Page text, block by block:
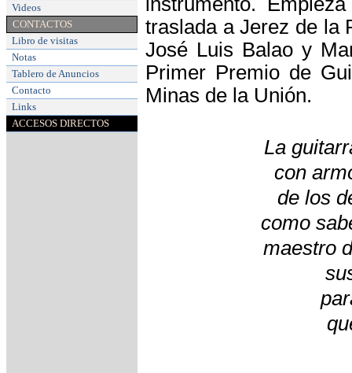
Videos
CONTACTOS
Libro de visitas
Notas
Tablero de Anuncios
Contacto
Links
ACCESOS DIRECTOS
traslada a Jerez de la
José Luis Balao y
Primer Premio de
Minas de la Unión.
La
con
de los
como
maestro